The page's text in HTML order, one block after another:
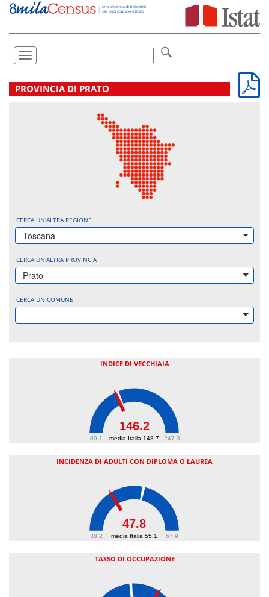
Vai
direttamente
Toggle
navigation
.
PROVINCIA DI PRATO
CERCA UN'ALTRA REGIONE
Toscana
CERCA UN'ALTRA PROVINCIA
Prato
CERCA UN COMUNE
INDICE DI VECCHIAIA
media Italia 148.7
146.2
89.1 247.3
INCIDENZA DI ADULTI CON DIPLOMA O LAUREA
media Italia 55.1
47.8
38.2 67.9
TASSO DI OCCUPAZIONE